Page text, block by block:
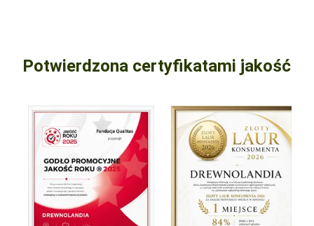
Potwierdzona certyfikatami jakość